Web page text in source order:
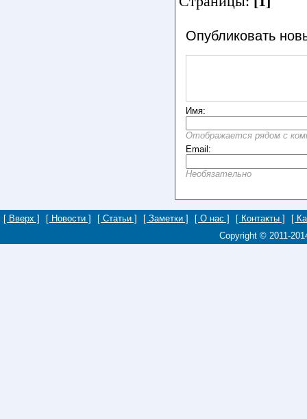
Опубликовать
Имя:
Отображается рядом с
Email:
Необязательно
[ Вверх ] [ Новости ] [ Статьи ] [ Заметки ] [ О нас ] [ Контакты ]
[
Copyright © 2011-